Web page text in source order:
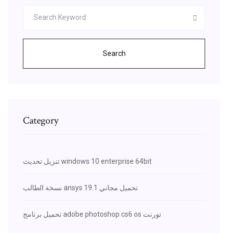
Search
Category
تنزيل تحديث windows 10 enterprise 64bit
نسخة الطالب ansys 19.1 تحميل مجاني
تحميل برنامج adobe photoshop cs6 os تورنت